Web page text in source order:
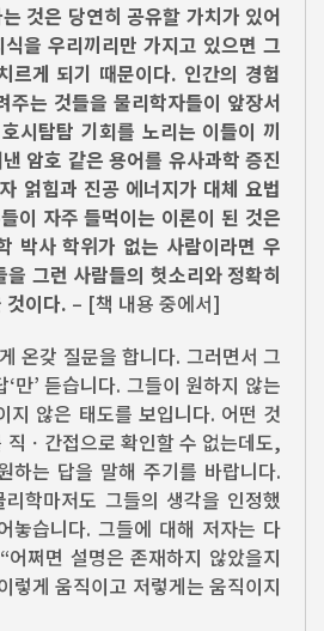
것은 당연히 공유할 가치가 있어
을 우리끼리만 가지고 있으면 그
르게 되기 때문이다. 인간의 경험
주는 것들을 물리학자들이 앞장서
시탐탐 기회를 노리는 이들이 끼
암호 같은 용어를 유사과학 증진
얽힘과 진공 에너지가 대체 요법
이 자주 들먹이는 이론이 된 것은
박사 학위가 없는 사람이라면 우
그런 사람들의 헛소리와 정확히
것이다. – [책 내용 중에서]
온갖 질문을 합니다. 그러면서 그
만’ 듣습니다. 그들이 원하지 않는
지 않은 태도를 보입니다. 어떤 것
ㆍ간접으로 확인할 수 없는데도,
하는 답을 말해 주기를 바랍니다.
학마저도 그들의 생각을 인정했
놓습니다. 그들에 대해 저자는 다
쩌면 설명은 존재하지 않았을지
렇게 움직이고 저렇게는 움직이지